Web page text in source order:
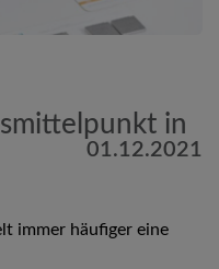
in
01.12.2021
immer häufiger eine